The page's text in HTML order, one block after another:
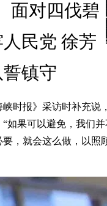
面对四伐碧
民党 徐芳
镇守
时报》采访时补充说
如果可以避免，我们
，就会这么做，以照